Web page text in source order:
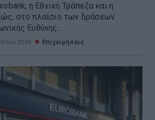
η Εθνική Τράπεζα και η
στο πλαίσιο των δράσεων
Ευθύνης...
2026 Επιχειρήσεις